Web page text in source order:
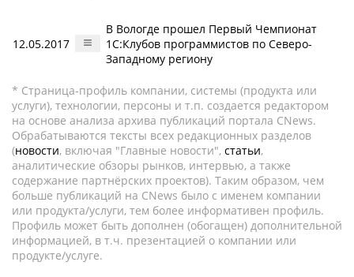
12.05.2017
В Вологде прошел Первый Чемпионат
1С:Клубов программистов по Северо-
Западному региону
* Страница-профиль компании, системы (продукта или
услуги), технологии, персоны и т.п. создается редактором
на основе анализа архива публикаций портала CNews.
Обрабатываются тексты всех редакционных разделов
(новости, включая "Главные новости", статьи,
аналитические обзоры рынков, интервью, а также
содержание партнёрских проектов). Таким образом, чем
больше публикаций на CNews было с именем компании
или продукта/услуги, тем более информативен профиль.
Профиль может быть дополнен (обогащен) дополнительной
информацией, в т.ч. презентацией о компании или
продукте/услуге.